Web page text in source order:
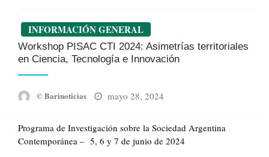
INFORMACIÓN GENERAL
Workshop PISAC CTI 2024: Asimetrías territoriales
en Ciencia, Tecnología e Innovación
© Barinoticias
Posted
mayo 28, 2024
Programa de Investigación sobre la Sociedad Argentina
Contemporánea – 5, 6 y 7 de junio de 2024